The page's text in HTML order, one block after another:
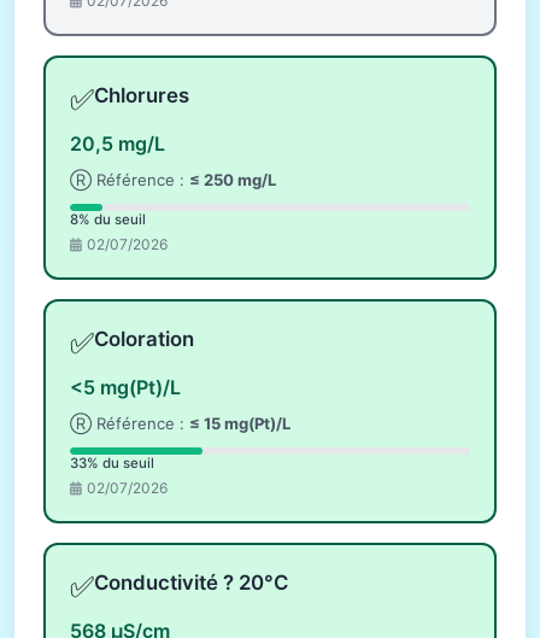
✅Chlorures
20,5 mg/L
Ⓡ Référence : ≤ 250 mg/L
8% du seuil
02/07/2026
✅Coloration
<5 mg(Pt)/L
Ⓡ Référence : ≤ 15 mg(Pt)/L
33% du seuil
02/07/2026
✅Conductivité ? 20°C
568 µS/cm